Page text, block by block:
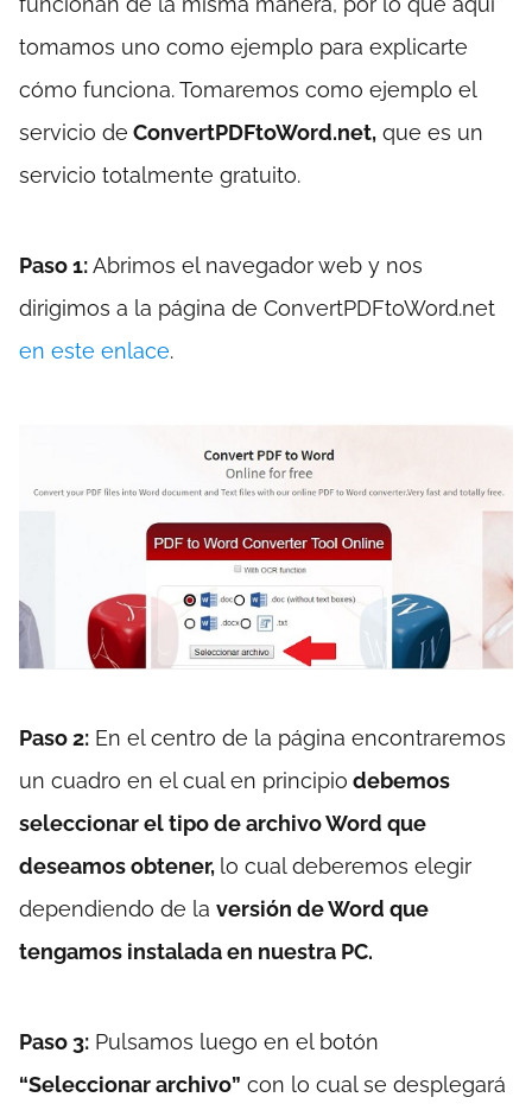
tomamos uno como ejemplo para explicarte
cómo funciona. Tomaremos como ejemplo el
servicio de ConvertPDFtoWord.net, que es un
servicio totalmente gratuito.
Paso 1:Abrimos el navegador web y nos
dirigimos a la página de ConvertPDFtoWord.net
en este enlace.
Paso 2: En el centro de la página encontraremos
un cuadro en el cual en principio debemos
seleccionar el tipo de archivo Word que
deseamos obtener, lo cual deberemos elegir
dependiendo de la versión de Word que
tengamos instalada en nuestra PC.
Paso 3: Pulsamos luego en el botón
“Seleccionar archivo” con lo cual se desplegará